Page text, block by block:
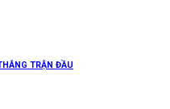
TRẬN ĐẦU